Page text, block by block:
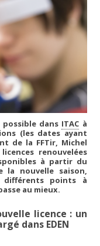
dans ITAC à
(les dates ayant
de la FFTir, Michel
renouvelées
à partir du
la nouvelle saison,
différents points à
au mieux.
licence : un
dans EDEN